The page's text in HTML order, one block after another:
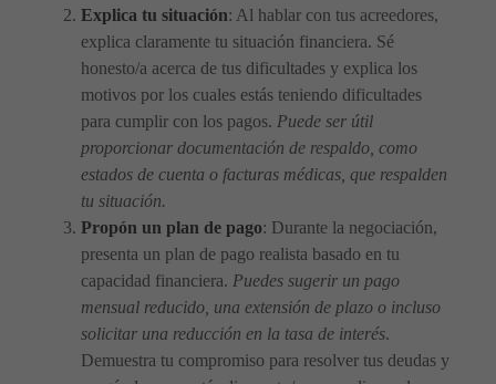
Explica tu situación: Al hablar con tus acreedores,
explica claramente tu situación financiera. Sé
honesto/a acerca de tus dificultades y explica los
motivos por los cuales estás teniendo dificultades
para cumplir con los pagos. Puede ser útil
proporcionar documentación de respaldo, como
estados de cuenta o facturas médicas, que respalden
tu situación.
Propón un plan de pago: Durante la negociación,
presenta un plan de pago realista basado en tu
capacidad financiera. Puedes sugerir un pago
mensual reducido, una extensión de plazo o incluso
solicitar una reducción en la tasa de interés.
Demuestra tu compromiso para resolver tus deudas y